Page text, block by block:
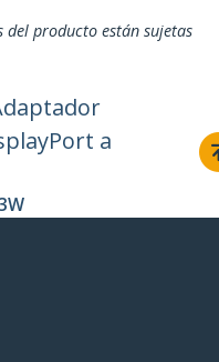
del producto están sujetas
a